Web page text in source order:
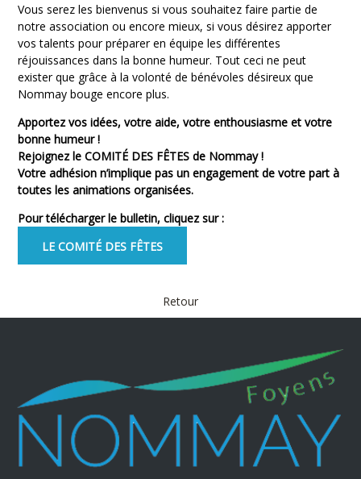
Vous serez les bienvenus si vous souhaitez faire partie de
notre association ou encore mieux, si vous désirez apporter
vos talents pour préparer en équipe les différentes
réjouissances dans la bonne humeur. Tout ceci ne peut
exister que grâce à la volonté de bénévoles désireux que
Nommay bouge encore plus.
Apportez vos idées, votre aide, votre enthousiasme et votre
bonne humeur !
Rejoignez le COMITÉ DES FÊTES de Nommay !
Votre adhésion n’implique pas un engagement de votre part à
toutes les animations organisées.
Pour télécharger le bulletin, cliquez sur :
LE COMITÉ DES FÊTES
Retour